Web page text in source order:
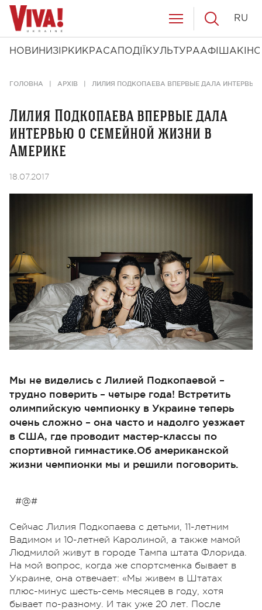
НОВИНИ ЗІРКИ КРАСА ПОДІЇ КУЛЬТУРААФІША КІНО
RU
ГОЛОВНА АРХІВ ЛИЛИЯ ПОДКОПАЕВА ВПЕРВЫЕ ДАЛА
Лилия Подкопаева впервые дала
интервью о семейной жизни в
Америке
18.07.2017
Мы не виделись с Лилией Подкопаевой –
трудно поверить – четыре года! Встретить
олимпийскую чемпионку в Украине теперь
очень сложно – она часто и надолго уезжает
в США, где проводит мастер-классы по
спортивной гимнастике.Об американской
жизни чемпионки мы и решили поговорить.
#@#
Сейчас Лилия Подкопаева с детьми, 11-летним
Вадимом и 10-летней Каролиной, а также мамой
Людмилой живут в городе Тампа штата Флорида.
На мой вопрос, когда же спортсменка бывает в
Украине, она отвечает: «Мы живем в Штатах
плюс-минус шесть-семь месяцев в году, хотя
бывает по-разному. И так уже 20 лет. После